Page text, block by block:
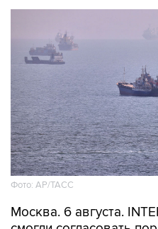
Фото: AP/ТАСС
Москва. 6 августа.